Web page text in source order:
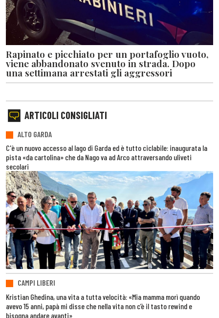
Rapinato e picchiato per un portafoglio vuoto,
viene abbandonato svenuto in strada. Dopo
una settimana arrestati gli aggressori
ARTICOLI CONSIGLIATI
ALTO GARDA
C'è un nuovo accesso al lago di Garda ed è tutto ciclabile: inaugurata la
pista «da cartolina» che da Nago va ad Arco attraversando uliveti
secolari
CAMPI LIBERI
Kristian Ghedina, una vita a tutta velocità: «Mia mamma morì quando
avevo 15 anni, papà mi disse che nella vita non c’è il tasto rewind e
bisogna andare avanti»